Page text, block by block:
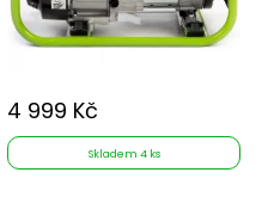
4 999 Kč
Skladem 4 ks